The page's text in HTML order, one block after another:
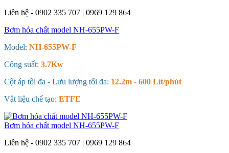
Liên hệ - 0902 335 707 | 0969 129 864
Bơm hóa chất model NH-655PW-F
Model: NH-655PW-F
Công suất: 3.7Kw
Cột áp tối đa - Lưu lượng tối đa: 12.2m - 600 Lít/phút
Vật liệu chế tạo: ETFE
Bơm hóa chất model NH-655PW-F
Liên hệ - 0902 335 707 | 0969 129 864